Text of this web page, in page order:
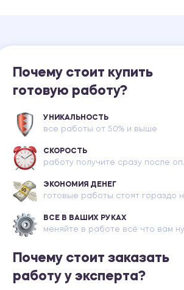
Почему стоит купить
готовую работу?
УНИКАЛЬНОСТЬ
все работы от 50% и выше
СКОРОСТЬ
работу получите сразу после
ЭКОНОМИЯ ДЕНЕГ
готовые работы стоят гораздо
ВСЕ В ВАШИХ РУКАХ
меняйте в работе всё что вам
Почему стоит заказать
работу у эксперта?